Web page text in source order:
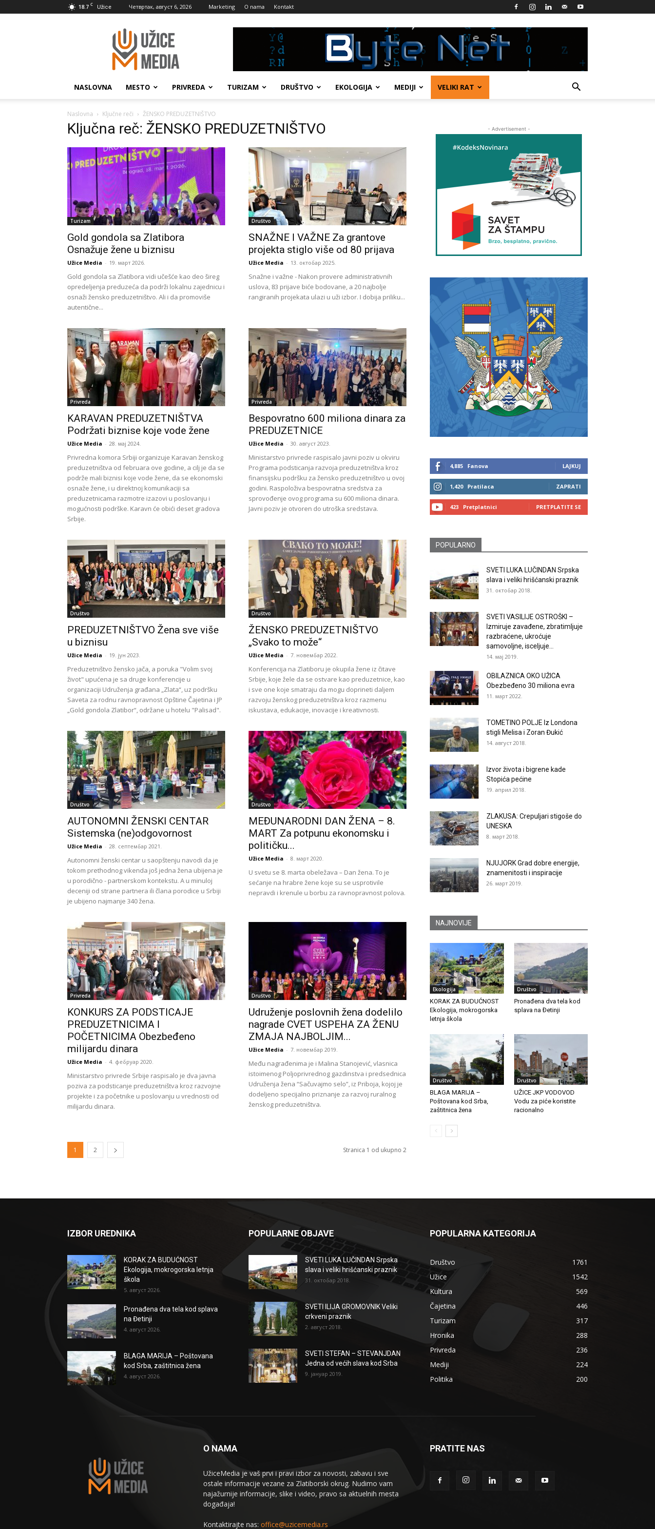
18.7 C Užice Четвртак, август 6, 2026 Marketing O nama Kontakt
UžiceMedia
NASLOVNA MESTO PRIVREDA TURIZAM DRUŠTVO EKOLOGIJA MEDIJI VELIKI RAT
Naslovna Ključne reči ŽENSKO PREDUZETNIŠTVO
Ključna reč: ŽENSKO PREDUZETNIŠTVO
Turizam
Gold gondola sa Zlatibora
Osnažuje žene u biznisu
Užice Media - 19. март 2026.
Gold gondola sa Zlatibora vidi učešće kao deo šireg
opredeljenja preduzeća da podrži lokalnu zajednicu i
osnaži žensko preduzetništvo. Ali i da promoviše
autentične...
Društvo
SNAŽNE I VAŽNE Za grantove
projekta stiglo više od 80 prijava
Užice Media - 13. октобар 2025.
Snažne i važne - Nakon provere administrativnih
uslova, 83 prijave biće bodovane, a 20 najbolje
rangiranih projekata ulazi u uži izbor. I dobija priliku...
Privreda
KARAVAN PREDUZETNIŠTVA
Podržati biznise koje vode žene
Užice Media - 28. мај 2024.
Privredna komora Srbiji organizuje Karavan ženskog
preduzetništva od februara ove godine, a cilj je da se
podrže mali biznisi koje vode žene, da se ekonomski
osnaže žene, i u direktnoj komunikaciji sa
preduzetnicama razmotre izazovi u poslovanju i
mogućnosti podrške. Karavn će obići deset gradova
Srbije.
Privreda
Bespovratno 600 miliona dinara za
PREDUZETNICE
Užice Media - 30. август 2023.
Ministarstvo privrede raspisalo javni poziv u okviru
Programa podsticanja razvoja preduzetništva kroz
finansijsku podršku za žensko preduzetništvo u ovoj
godini. Raspoloživa bespovratna sredstva za
sprovođenje ovog programa su 600 miliona dinara.
Javni poziv je otvoren do utroška sredstava.
Društvo
PREDUZETNIŠTVO Žena sve više
u biznisu
Užice Media - 19. јун 2023.
Preduzetništvo žensko jača, a poruka "Volim svoj
život" upućena je sa druge konferencije u
organizaciji Udruženja građana „Zlata“, uz podršku
Saveta za rodnu ravnopravnost Opštine Čajetina i JP
„Gold gondola Zlatibor“, održane u hotelu "Palisad".
Društvo
ŽENSKO PREDUZETNIŠTVO
„Svako to može“
Užice Media - 7. новембар 2022.
Konferencija na Zlatiboru je okupila žene iz čitave
Srbije, koje žele da se ostvare kao preduzetnice, kao
i sve one koje smatraju da mogu doprineti daljem
razvoju ženskog preduzetništva kroz razmenu
iskustava, edukacije, inovacije i kreativnosti.
Društvo
AUTONOMNI ŽENSKI CENTAR
Sistemska (ne)odgovornost
Užice Media - 28. септембар 2021.
Autonomni ženski centar u saopštenju navodi da je
tokom prethodnog vikenda još jedna žena ubijena je
u porodično - partnerskom kontekstu. A u minuloj
deceniji od strane partnera ili člana porodice u Srbiji
je ubijeno najmanje 340 žena.
Društvo
MEĐUNARODNI DAN ŽENA – 8.
MART Za potpunu ekonomsku i
političku...
Užice Media - 8. март 2020.
U svetu se 8. marta obeležava – Dan žena. To je
sećanje na hrabre žene koje su se usprotivile
nepravdi i krenule u borbu za ravnopravnost polova.
Privreda
KONKURS ZA PODSTICAJE
PREDUZETNICIMA I
POČETNICIMA Obezbeđeno
milijardu dinara
Užice Media - 4. фебруар 2020.
Ministarstvo privrede Srbije raspisalo je dva javna
poziva za podsticanje preduzetništva kroz razvojne
projekte i za početnike u poslovanju u vrednosti od
milijardu dinara.
Društvo
Udruženje poslovnih žena dodelilo
nagrade CVET USPEHA ZA ŽENU
ZMAJA NAJBOLJIM...
Užice Media - 7. новембар 2019.
Među nagrađenima je i Malina Stanojević, vlasnica
istoimenog Poljoprivrednog gazdinstva i predsednica
Udruženja žena “Sačuvajmo selo”, iz Priboja, kojoj je
dodeljeno specijalno priznanje za razvoj ruralnog
ženskog preduzetništva.
1 2 Stranica 1 od ukupno 2
- Advertisement -
4,885 Fanova LAJKUJ
1,420 Pratilaca ZAPRATI
423 Pretplatnici PRETPLATITE SE
POPULARNO
SVETI LUKA LUČINDAN Srpska
slava i veliki hrišćanski praznik
31. октобар 2018.
SVETI VASILIJE OSTROŠKI –
Izmiruje zavađene, zbratimljuje
razbraćene, ukroćuje
samovoljne, isceljuje...
14. мај 2019.
OBILAZNICA OKO UŽICA
Obezbeđeno 30 miliona evra
11. март 2022.
TOMETINO POLJE Iz Londona
stigli Melisa i Zoran Đukić
14. август 2018.
Izvor života i bigrene kade
Stopića pećine
19. април 2018.
ZLAKUSA: Crepuljari stigoše do
UNESKA
8. март 2018.
NJUJORK Grad dobre energije,
znamenitosti i inspiracije
26. март 2019.
NAJNOVIJE
Ekologija
KORAK ZA BUDUĆNOST
Ekologija, mokrogorska
letnja škola
Društvo
Pronađena dva tela kod
splava na Đetinji
Društvo
BLAGA MARIJA –
Poštovana kod Srba,
zaštitnica žena
Društvo
UŽICE JKP VODOVOD
Vodu za piće koristite
racionalno
IZBOR UREDNIKA
KORAK ZA BUDUĆNOST
Ekologija, mokrogorska letnja
škola
5. август 2026.
Pronađena dva tela kod splava
na Đetinji
4. август 2026.
BLAGA MARIJA – Poštovana
kod Srba, zaštitnica žena
4. август 2026.
POPULARNE OBJAVE
SVETI LUKA LUČINDAN Srpska
slava i veliki hrišćanski praznik
31. октобар 2018.
SVETI ILIJA GROMOVNIK Veliki
crkveni praznik
2. август 2018.
SVETI STEFAN – STEVANJDAN
Jedna od većih slava kod Srba
9. јануар 2019.
POPULARNA KATEGORIJA
Društvo
1761
Užice
1542
Kultura
569
Čajetina
446
Turizam
317
Hronika
288
Privreda
236
Mediji
224
Politika
200
O NAMA
UžiceMedia je vaš prvi i pravi izbor za novosti, zabavu i sve
ostale informacije vezane za Zlatiborski okrug. Nudimo vam
najažurnije informacije, slike i video, pravo sa aktuelnih mesta
događaja!
Kontaktirajte nas: office@uzicemedia.rs
PRATITE NAS